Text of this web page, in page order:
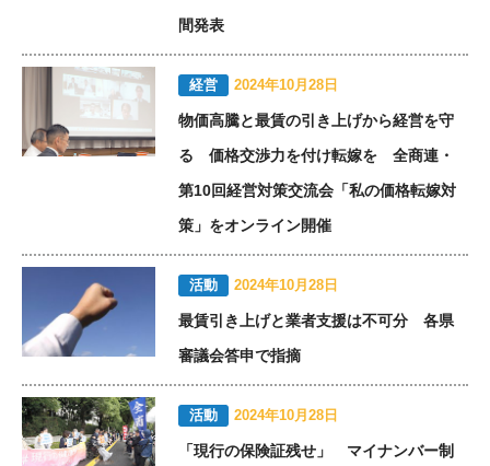
間発表
経営 2024年10月28日
物価高騰と最賃の引き上げから経営を守
る 価格交渉力を付け転嫁を 全商連・
第10回経営対策交流会「私の価格転嫁対
策」をオンライン開催
活動 2024年10月28日
最賃引き上げと業者支援は不可分 各県
審議会答申で指摘
活動 2024年10月28日
「現行の保険証残せ」 マイナンバー制